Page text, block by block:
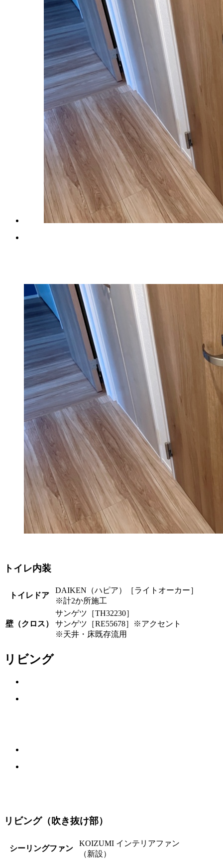
トイレ内装
トイレドア
DAIKEN（ハピア）［ライトオーカー］
※計2か所施工
壁（クロス）
サンゲツ［TH32230］
サンゲツ［RE55678］※アクセント
※天井・床既存流用
リビング
リビング（吹き抜け部）
シーリングファン
KOIZUMI インテリアファン
（新設）